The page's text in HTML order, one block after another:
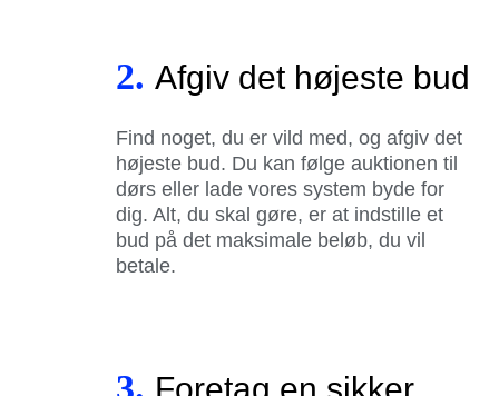
2. Afgiv det højeste bud
Find noget, du er vild med, og afgiv det
højeste bud. Du kan følge auktionen til
dørs eller lade vores system byde for
dig. Alt, du skal gøre, er at indstille et
bud på det maksimale beløb, du vil
betale.
3.